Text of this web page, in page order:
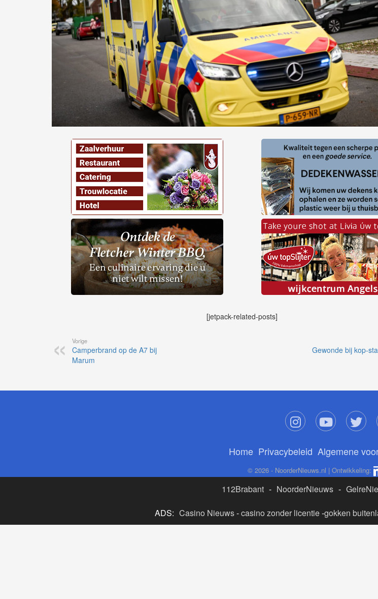
[jetpack-related-posts]
Vorige
Camperbrand op de A7 bij
Marum
Gewonde bij kop-
Home Privacybeleid Algemene
© 2026 - NoorderNieuws.nl | Ontwikkeling:
112Brabant - NoorderNieuws -
ADS: Casino Nieuws-casino zonder licentie-gokken